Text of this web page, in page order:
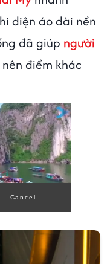
diện áo dài nền
đã giúp người
điểm khác
Cancel